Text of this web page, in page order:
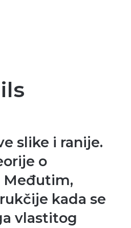
slike i ranije.
o
Međutim,
kada se
vlastitog